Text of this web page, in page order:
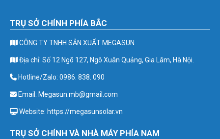
TRỤ SỞ CHÍNH PHÍA BẮC
CÔNG TY TNHH SẢN XUẤT MEGASUN
Địa chỉ: Số 12 Ngõ 127, Ngô Xuân Quảng, Gia Lâm, Hà Nội.
Hotline/Zalo: 0986. 838. 090
Email: Megasun.mb@gmail.com
Website: https://megasunsolar.vn
TRỤ SỞ CHÍNH VÀ NHÀ MÁY PHÍA NAM